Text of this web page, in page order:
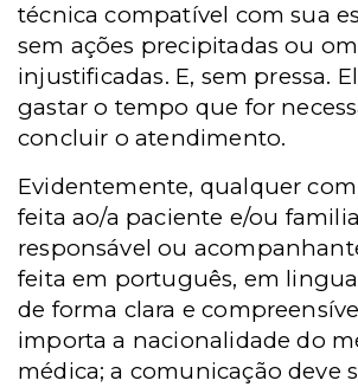
técnica compatível com sua
sem ações precipitadas ou
injustificadas. E, sem pressa.
gastar o tempo que for
concluir o atendimento.
Evidentemente, qualquer
feita ao/a paciente e/ou
responsável ou
feita em português, em
de forma clara e
importa a nacionalidade do
médica; a comunicação deve